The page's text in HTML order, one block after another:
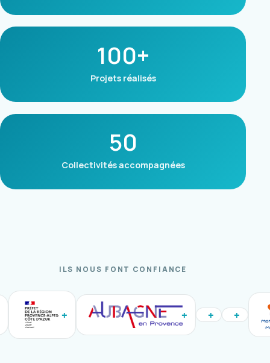
100+
Projets réalisés
50
Collectivités accompagnées
ILS NOUS FONT CONFIANCE